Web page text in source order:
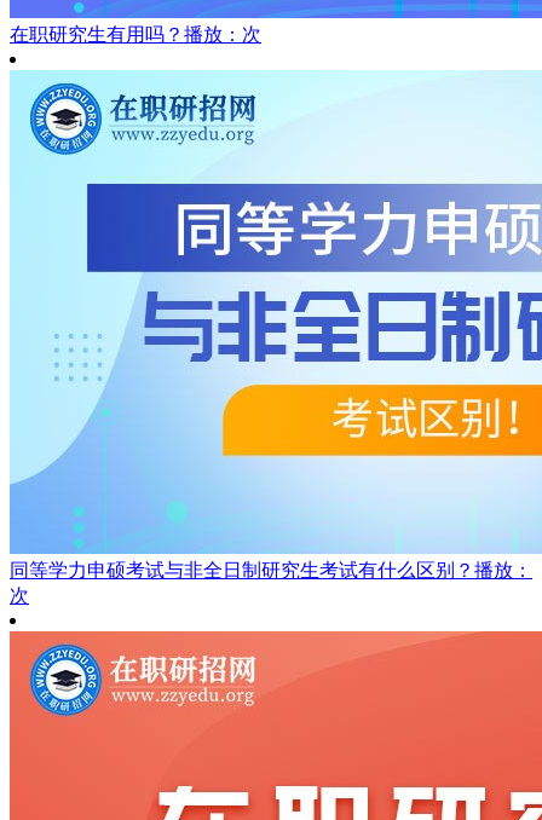
在职研究生有用吗？ 播放：次
同等学力申硕考试与非全日制研究生考试有什么区别？ 播放：
次